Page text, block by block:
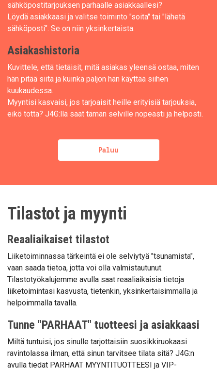
sähköpostitarjouksen parhaalle asiakkaallesi?
Löydä asiakkaasi ja valitse toiminto "soita" tai "lähetä
sähköposti". Se on niin yksinkertaista.
Asiakashistoria
Kuvittele, että tietäisit, mitä asiakas yleensä ostaa, miten
hän pitää siitä ja kuinka paljon hän käyttää siihen
kuukaudessa.
Myyntisi kasvaisi, jos tarjoaisit heille erityisiä tarjouksia,
eikö totta? J4G:llä saat tämän selville nopeasti ja helposti.
Paluu
Tilastot ja myynti
Reaaliaikaiset tilastot
Liiketoiminnassa tärkeintä ei ole selviytyä "tsunamista",
vaan saada tietoa, jotta voi olla valmistautunut.
Tilastotyökalujemme avulla saat reaaliaikaisia tietoja
liiketoimintasi kasvusta, tietenkin, yksinkertaisimmalla ja
helpoimmalla tavalla.
Tunne "PARHAAT" tuotteesi ja asiakkaasi
Miltä tuntuisi, jos sinulle tarjottaisiin suosikkiruokaasi
ravintolassa ilman, että sinun tarvitsee tilata sitä? J4G:n
avulla tiedät PARHAAT MYYNTITUOTTEESI ja VIP-